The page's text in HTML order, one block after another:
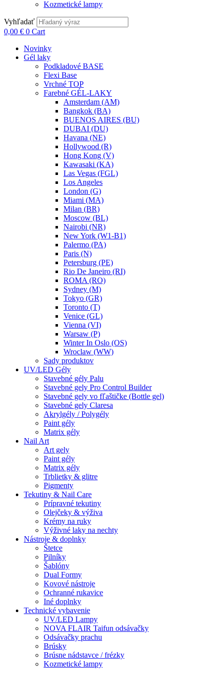
Kozmetické lampy
Vyhľadať
0,00 € 0 Cart
Novinky
Gél laky
Podkladové BASE
Flexi Base
Vrchné TOP
Farebné GÉL-LAKY
Amsterdam (AM)
Bangkok (BA)
BUENOS AIRES (BU)
DUBAI (DU)
Havana (NE)
Hollywood (R)
Hong Kong (V)
Kawasaki (KA)
Las Vegas (FGL)
Los Angeles
London (G)
Miami (MA)
Milan (BR)
Moscow (BL)
Nairobi (NR)
New York (W1-B1)
Palermo (PA)
Paris (N)
Petersburg (PE)
Rio De Janeiro (RI)
ROMA (RO)
Sydney (M)
Tokyo (GR)
Toronto (T)
Venice (GL)
Vienna (VI)
Warsaw (P)
Winter In Oslo (OS)
Wroclaw (WW)
Sady produktov
UV/LED Gély
Stavebné gély Palu
Stavebné gely Pro Control Builder
Stavebné gely vo fľaštičke (Bottle gel)
Stavebné gely Claresa
Akrylgély / Polygély
Paint gély
Matrix gély
Nail Art
Art gely
Paint gély
Matrix gély
Trblietky & glitre
Pigmenty
Tekutiny & Nail Care
Prípravné tekutiny
Olejčeky & výživa
Krémy na ruky
Výživné laky na nechty
Nástroje & doplnky
Štetce
Pilníky
Šablóny
Dual Formy
Kovové nástroje
Ochranné rukavice
Iné doplnky
Technické vybavenie
UV/LED Lampy
NOVA FLAIR Taifun odsávačky
Odsávačky prachu
Brúsky
Brúsne nádstavce / frézky
Kozmetické lampy